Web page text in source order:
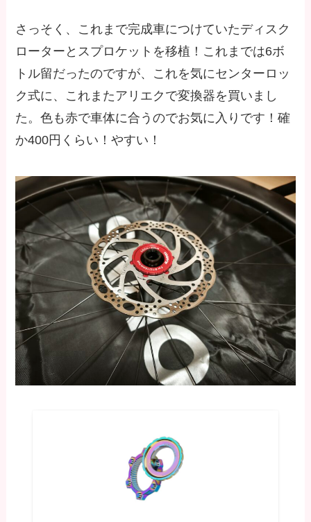
さっそく、これまで完成車につけていたディスク
ローターとスプロケットを移植！これまでは6ボ
トル留だったのですが、これを気にセンターロッ
ク式に、これまたアリエクで変換器を買いまし
た。色も赤で車体に合うのでお気に入りです！確
か400円くらい！やすい！